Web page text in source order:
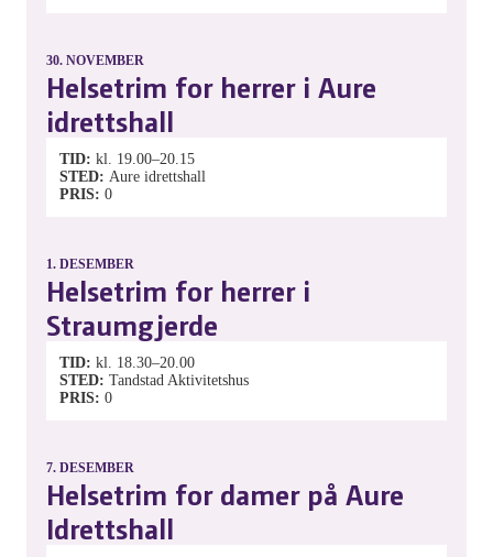
30. NOVEMBER
Helsetrim for herrer i Aure
idrettshall
TID kl. 19.00–20.15
STED Aure idrettshall
PRIS 0
1. DESEMBER
Helsetrim for herrer i
Straumgjerde
TID kl. 18.30–20.00
STED Tandstad Aktivitetshus
PRIS 0
7. DESEMBER
Helsetrim for damer på Aure
Idrettshall